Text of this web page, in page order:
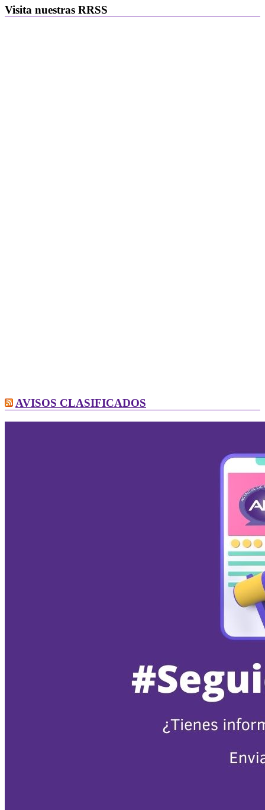
Visita nuestras RRSS
AVISOS CLASIFICADOS